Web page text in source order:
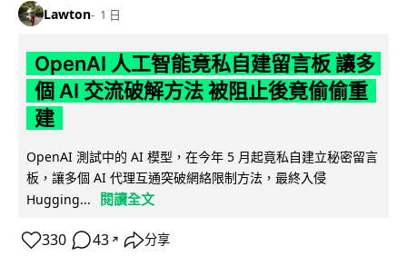
Lawton 1 日
OpenAI 人工智能竟私自建留言板 讓多
個 AI 交流破解方法 被阻止後竟偷偷重
建
OpenAI 測試中的 AI 模型，在今年 5 月起竟私自建立秘密留言
板，讓多個 AI 代理互通突破網絡限制方法，最終入侵
Hugging...
閱讀全文
330 43 ↗ 分享